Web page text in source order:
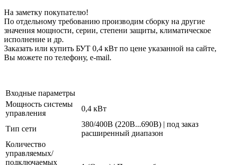
На заметку покупателю!
По отдельному требованию производим сборку на другие
значения мощности, серии, степени защиты, климатическое
исполнение и др.
Заказать или купить БУТ 0,4 кВт по цене указанной на сайте,
Вы можете по телефону, e-mail.
Входные параметры
Мощность системы
управления
0,4 кВт
Тип сети
380/400В (220В...690В) | под заказ
расширенный диапазон
Количество
управляемых/
подключаемых